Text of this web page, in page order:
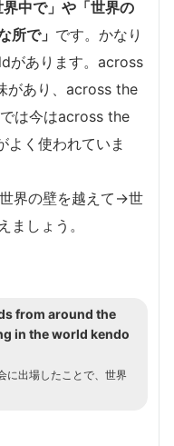
中で」や「世界の
所で」 です。かなり
があります。across
があり、across the
は今はacross the
く使われていま
界の壁を越えて→世
ましょう。
from around the
in the world kendo
に出場したことで、世界